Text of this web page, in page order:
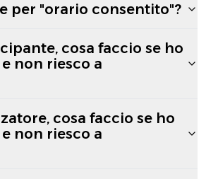
per "orario consentito"?
cosa faccio se ho
non riesco a
cosa faccio se ho
non riesco a